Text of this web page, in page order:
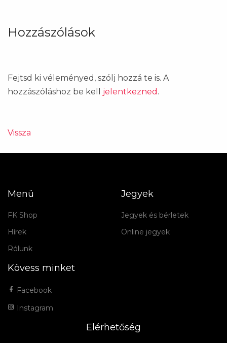
Hozzászólások
Fejtsd ki véleményed, szólj hozzá te is. A
hozzászóláshoz be kell jelentkezned .
Vissza
Menü
FK Shop
Hírek
Rólunk
Jegyek
Jegyek és bérletek
Online jegyek
Kövess minket
Facebook
Instagram
Elérhetőség